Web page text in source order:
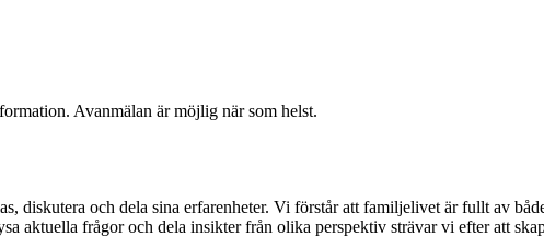
Avanmälan är möjlig när som helst.
diskutera och dela sina erfarenheter. Vi förstår att familjelivet är fullt av
aktuella frågor och dela insikter från olika perspektiv strävar vi efter att